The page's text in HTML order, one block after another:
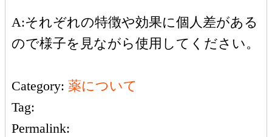
A:それぞれの特徴や効果に個人差がある
ので様子を見ながら使用してください。
Category: 薬について
Tag:
Permalink: